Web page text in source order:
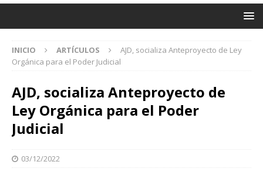
INICIO ARTÍCULOS
AJD, socializa Anteproyecto de Ley
Orgánica para el Poder Judicial
AJD, socializa Anteproyecto de
Ley Orgánica para el Poder
Judicial
03/12/2022